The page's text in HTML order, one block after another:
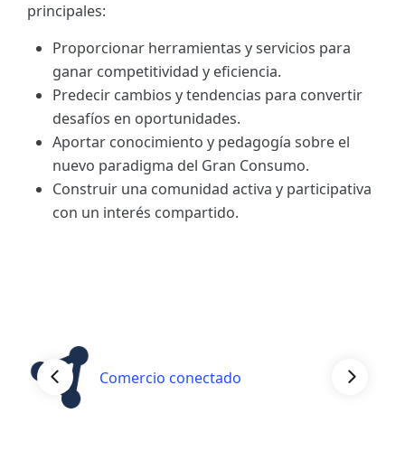
principales:
Proporcionar herramientas y servicios para
ganar competitividad y eficiencia.
Predecir cambios y tendencias para convertir
desafíos en oportunidades.
Aportar conocimiento y pedagogía sobre el
nuevo paradigma del Gran Consumo.
Construir una comunidad activa y participativa
con un interés compartido.
Comercio conectado